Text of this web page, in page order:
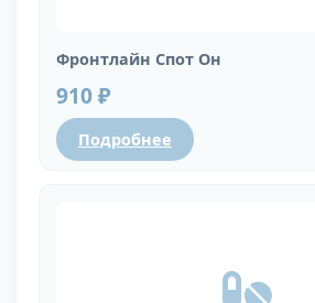
Фронтлайн Спот Он
910 ₽
Подробнее